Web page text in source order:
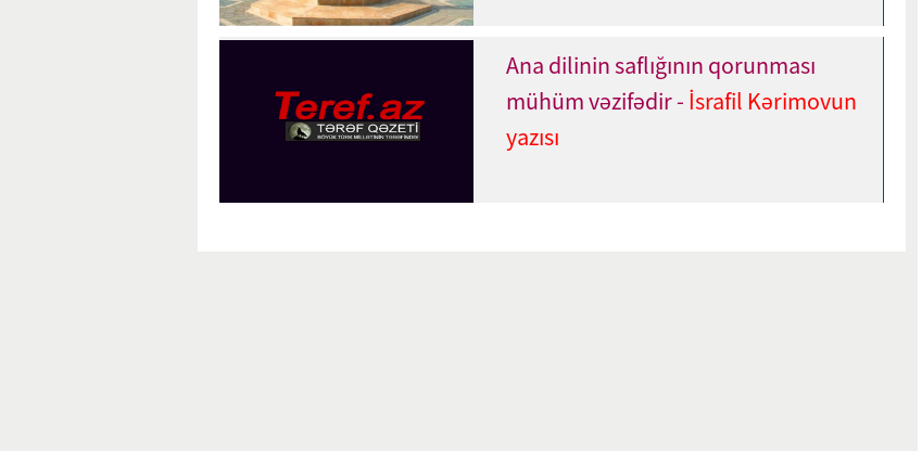
Ana dilinin saflığının qorunması
mühüm vəzifədir - İsrafil Kərimovun
yazısı